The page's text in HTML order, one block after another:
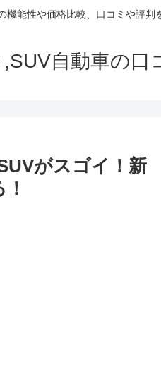
能性や価格比較、口コミや評判
自動車の口
がスゴイ！新